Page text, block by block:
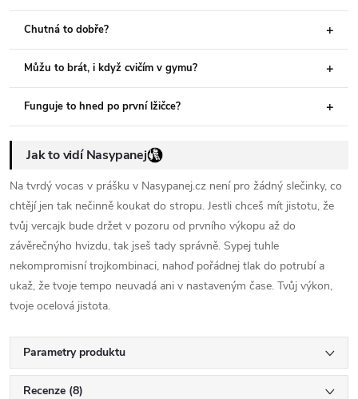
Chutná to dobře?
Můžu to brát, i když cvičím v gymu?
Funguje to hned po první lžičce?
Jak to vidí Nasypanej
Na tvrdý vocas v prášku v Nasypanej.cz není pro žádný slečinky, co
chtějí jen tak nečinně koukat do stropu. Jestli chceš mít jistotu, že
tvůj vercajk bude držet v pozoru od prvního výkopu až do
závěrečnýho hvizdu, tak jseš tady správně. Sypej tuhle
nekompromisní trojkombinaci, nahoď pořádnej tlak do potrubí a
ukaž, že tvoje tempo neuvadá ani v nastaveným čase. Tvůj výkon,
tvoje ocelová jistota.
Parametry produktu
Recenze (8)